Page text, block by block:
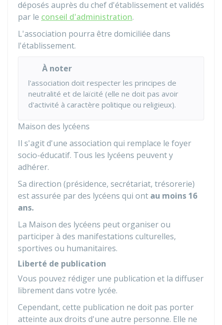
déposés auprès du chef d'établissement et validés
par le conseil d'administration.
L'association pourra être domiciliée dans
l'établissement.
À noter
l'association doit respecter les principes de
neutralité et de laïcité (elle ne doit pas avoir
d'activité à caractère politique ou religieux).
Maison des lycéens
Il s'agit d'une association qui remplace le foyer
socio-éducatif. Tous les lycéens peuvent y
adhérer.
Sa direction (présidence, secrétariat, trésorerie)
est assurée par des lycéens qui ont au moins 16
ans.
La Maison des lycéens peut organiser ou
participer à des manifestations culturelles,
sportives ou humanitaires.
Liberté de publication
Vous pouvez rédiger une publication et la diffuser
librement dans votre lycée.
Cependant, cette publication ne doit pas porter
atteinte aux droits d'une autre personne. Elle ne